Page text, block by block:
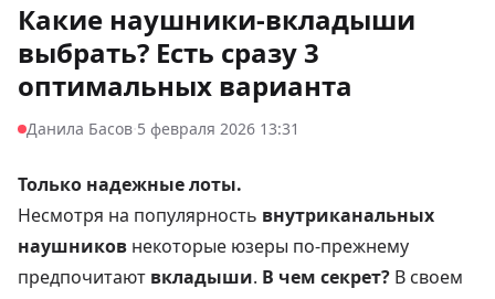
Какие наушники-вкладыши
выбрать? Есть сразу 3
оптимальных варианта
Данила Басов·5 февраля 2026 13:31
Только надежные лоты.
Несмотря на популярность внутриканальных
наушников некоторые юзеры по-прежнему
предпочитают вкладыши. В чем секрет? В своем